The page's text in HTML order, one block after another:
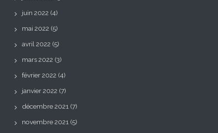
juin 2022 (4)
mai 2022 (5)
avril 2022 (5)
mars 2022 (3)
février 2022 (4)
janvier 2022 (7)
décembre 2021 (7)
novembre 2021 (5)